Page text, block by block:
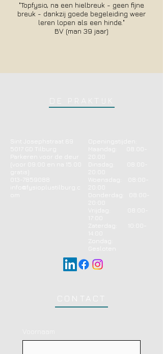
"Topfysio, na een hielbreuk - geen fijne
breuk - dankzij goede begeleiding weer
leren lopen als een hinde."
BV (man 39 jaar)
Sint Josephstraat 69
5017 GD Tilburg
gratis)
013-7859088
info@fysioplustilburg.c
om
Openingstijden:
08.00-
Dinsdag: 08:00-
Woensdag: 08:00-
Donderdag: 08:00-
Vrijdag: 08:00-
​​Zaterdag: 10:00-
14:00
Gesloten
CONTACT